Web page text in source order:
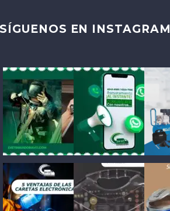
SÍGUENOS EN INSTAGRAM